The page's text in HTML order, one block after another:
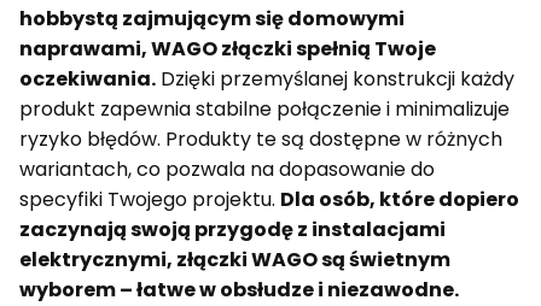
hobbystą zajmującym się domowymi
naprawami, WAGO złączki spełnią Twoje
oczekiwania. Dzięki przemyślanej konstrukcji każdy
produkt zapewnia stabilne połączenie i minimalizuje
ryzyko błędów. Produkty te są dostępne w różnych
wariantach, co pozwala na dopasowanie do
specyfiki Twojego projektu. Dla osób, które dopiero
zaczynają swoją przygodę z instalacjami
elektrycznymi, złączki WAGO są świetnym
wyborem – łatwe w obsłudze i niezawodne.